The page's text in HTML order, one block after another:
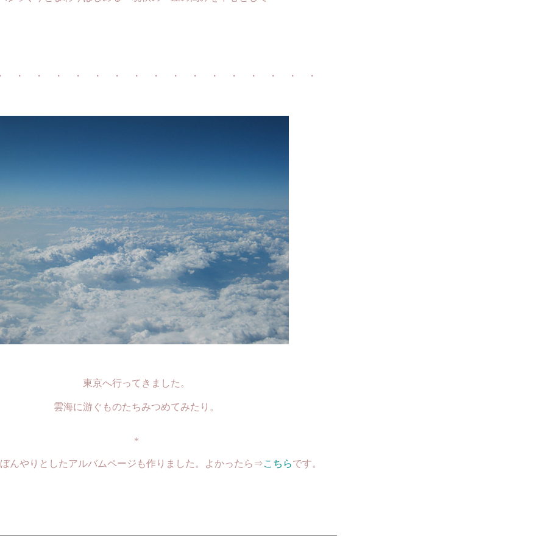
・ ・ ・ ・ ・ ・ ・ ・ ・ ・ ・ ・ ・ ・ ・ ・
東京へ行ってきました。
雲海に游ぐものたちみつめてみたり。
*
んやりとしたアルバムページも作りました。よかったら⇒こちらです。